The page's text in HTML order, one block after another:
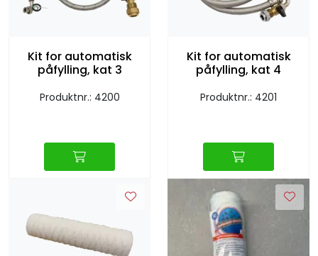
Kit for automatisk
påfylling, kat 3
Produktnr.: 4200
Kit for automatisk
påfylling, kat 4
Produktnr.: 4201